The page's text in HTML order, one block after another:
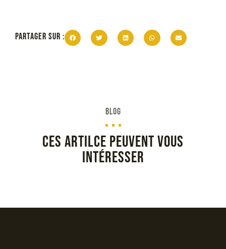
PARTAGER SUR :
BLOG
Ces artilce peuvent vous
intéresser